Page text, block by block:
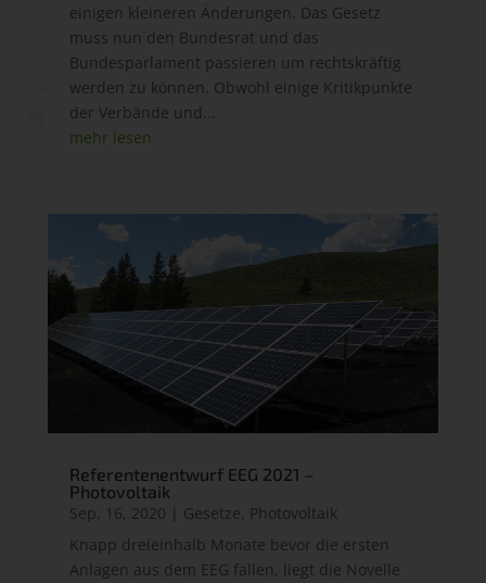
einigen kleineren Änderungen. Das Gesetz
muss nun den Bundesrat und das
Bundesparlament passieren um rechtskräftig
werden zu können. Obwohl einige Kritikpunkte
der Verbände und...
mehr lesen
Referentenentwurf EEG 2021 –
Photovoltaik
Sep. 16, 2020
Gesetze, Photovoltaik
Knapp dreieinhalb Monate bevor die ersten
Anlagen aus dem EEG fallen, liegt die Novelle